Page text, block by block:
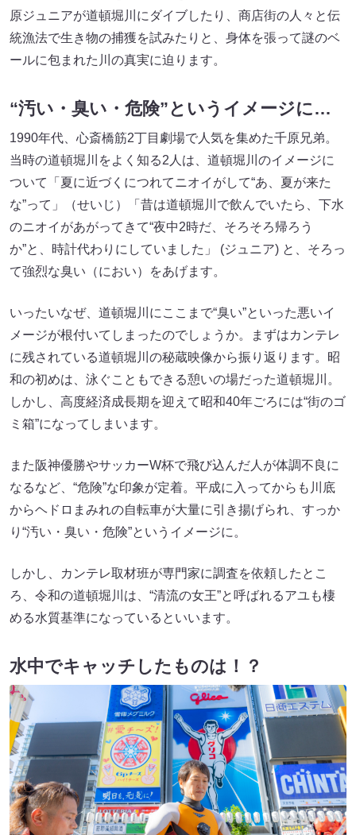
原ジュニアが道頓堀川にダイブしたり、商店街の人々と伝
統漁法で生き物の捕獲を試みたりと、身体を張って謎のベ
ールに包まれた川の真実に迫ります。
“汚い・臭い・危険”というイメージに…
1990年代、心斎橋筋2丁目劇場で人気を集めた千原兄弟。
当時の道頓堀川をよく知る2人は、道頓堀川のイメージに
ついて「夏に近づくにつれてニオイがして“あ、夏が来た
な”って」（せいじ）「昔は道頓堀川で飲んでいたら、下水
のニオイがあがってきて“夜中2時だ、そろそろ帰ろう
か”と、時計代わりにしていました」 (ジュニア) と、そろっ
て強烈な臭い（におい）をあげます。
いったいなぜ、道頓堀川にここまで“臭い”といった悪いイ
メージが根付いてしまったのでしょうか。まずはカンテレ
に残されている道頓堀川の秘蔵映像から振り返ります。昭
和の初めは、泳ぐこともできる憩いの場だった道頓堀川。
しかし、高度経済成長期を迎えて昭和40年ごろには“街のゴ
ミ箱”になってしまいます。
また阪神優勝やサッカーW杯で飛び込んだ人が体調不良に
なるなど、“危険”な印象が定着。平成に入ってからも川底
からヘドロまみれの自転車が大量に引き揚げられ、すっか
り“汚い・臭い・危険”というイメージに。
しかし、カンテレ取材班が専門家に調査を依頼したとこ
ろ、令和の道頓堀川は、“清流の女王”と呼ばれるアユも棲
める水質基準になっているといいます。
水中でキャッチしたものは！？